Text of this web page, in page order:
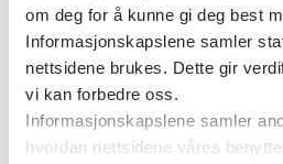
om deg for å kunne gi deg best
Informasjonskapslene samler
nettsidene brukes. Dette gir
vi kan forbedre oss.
Informasjonskapslene samler
hvordan nettsidene våres
E-læringskurs om
Checklist
St Olavs Hospital